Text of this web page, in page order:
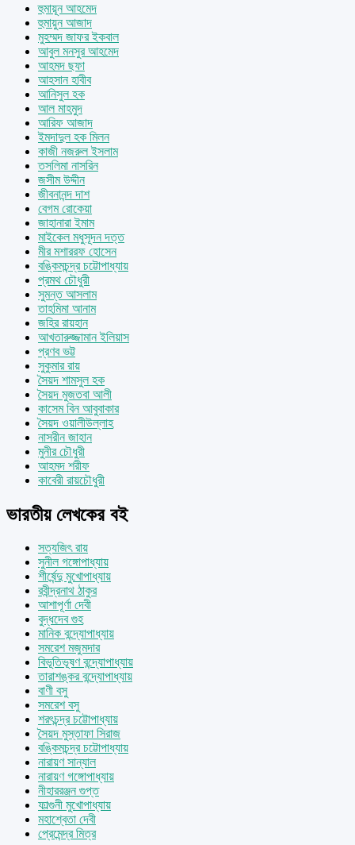
হুমায়ূন আহমেদ
হুমায়ুন আজাদ
মুহম্মদ জাফর ইকবাল
আবুল মনসুর আহমেদ
আহমদ ছফা
আহসান হাবীব
আনিসুল হক
আল মাহমুদ
আরিফ আজাদ
ইমদাদুল হক মিলন
কাজী নজরুল ইসলাম
তসলিমা নাসরিন
জসীম উদ্দীন
জীবনানন্দ দাশ
বেগম রোকেয়া
জাহানারা ইমাম
মাইকেল মধুসূদন দত্ত
মীর মশাররফ হোসেন
বঙ্কিমচন্দ্র চট্টোপাধ্যায়
প্রমথ চৌধুরী
সুমন্ত আসলাম
তাহমিমা আনাম
জহির রায়হান
আখতারুজ্জামান ইলিয়াস
প্রণব ভট্ট
সুকুমার রায়
সৈয়দ শামসুল হক
সৈয়দ মুজতবা আলী
কাসেম বিন আবুবাকার
সৈয়দ ওয়ালীউল্লাহ
নাসরীন জাহান
মুনীর চৌধুরী
আহমদ শরীফ
কাবেরী রায়চৌধুরী
ভারতীয় লেখকের বই
সত্যজিৎ রায়
সুনীল গঙ্গোপাধ্যায়
শীর্ষেন্দু মুখোপাধ্যায়
রবীন্দ্রনাথ ঠাকুর
আশাপূর্ণা দেবী
বুদ্ধদেব গুহ
মানিক বন্দ্যোপাধ্যায়
সমরেশ মজুমদার
বিভূতিভূষণ বন্দ্যোপাধ্যায়
তারাশঙ্কর বন্দ্যোপাধ্যায়
বাণী বসু
সমরেশ বসু
শরৎচন্দ্র চট্টোপাধ্যায়
সৈয়দ মুস্তাফা সিরাজ
বঙ্কিমচন্দ্র চট্টোপাধ্যায়
নারায়ণ সান্যাল
নারায়ণ গঙ্গোপাধ্যায়
নীহাররঞ্জন গুপ্ত
ফাল্গুনী মুখোপাধ্যায়
মহাশ্বেতা দেবী
প্রেমেন্দ্র মিত্র